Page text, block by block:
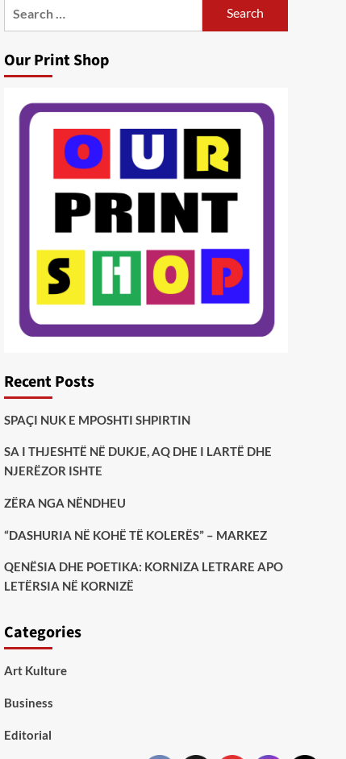
Our Print Shop
Recent Posts
SPAÇI NUK E MPOSHTI SHPIRTIN
SA I THJESHTË NË DUKJE, AQ DHE I LARTË DHE
NJERËZOR ISHTE
ZËRA NGA NËNDHEU
“DASHURIA NË KOHË TË KOLERËS” – MARKEZ
QENËSIA DHE POETIKA: KORNIZA LETRARE APO
LETËRSIA NË KORNIZË
Categories
Art Kulture
Business
Editorial